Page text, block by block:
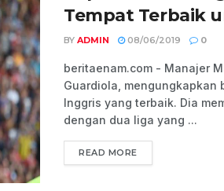
Tempat Terbaik
BY ADMIN 08/06/2019 0
beritaenam.com - Manajer
Guardiola, mengungkapkan
Inggris yang terbaik. Dia
dengan dua liga yang ...
READ MORE